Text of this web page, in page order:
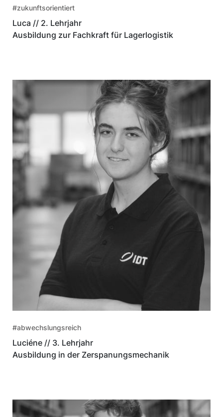
#zukunftsorientiert
Luca // 2. Lehrjahr
Ausbildung zur Fachkraft für Lagerlogistik
#abwechslungsreich
Luciéne // 3. Lehrjahr
Ausbildung in der Zerspanungsmechanik